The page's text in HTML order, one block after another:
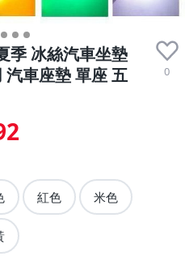
季 冰絲汽車坐墊
汽車座墊 單座 五
0
紅色 米色